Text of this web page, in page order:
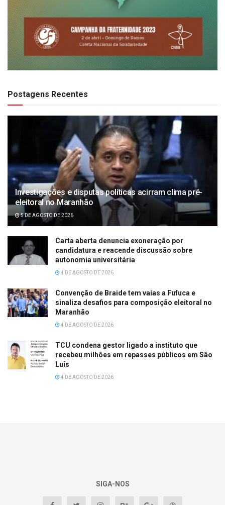
Postagens Recentes
Investigações e disputas políticas acirram clima pré-
eleitoral no Maranhão
5 DE AGOSTO DE 2026
Carta aberta denuncia exoneração por
candidatura e reacende discussão sobre
autonomia universitária
4 DE AGOSTO DE 2026
Convenção de Braide tem vaias a Fufuca e
sinaliza desafios para composição eleitoral no
Maranhão
4 DE AGOSTO DE 2026
TCU condena gestor ligado a instituto que
recebeu milhões em repasses públicos em São
Luís
4 DE AGOSTO DE 2026
SIGA-NOS